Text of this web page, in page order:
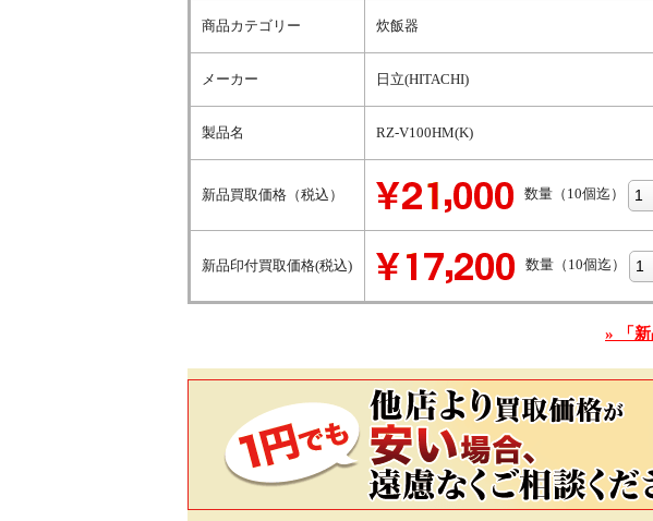
商品カテゴリー 炊飯器
メーカー 日立(HITACHI)
製品名 RZ-V100HM(K)
新品買取価格（税込） 数量（10個迄）
新品印付買取価格(税込) 数量（10個迄）
» 「